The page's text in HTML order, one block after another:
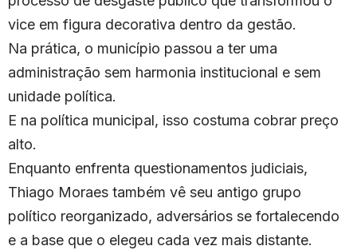
vice em figura decorativa dentro da gestão.
Na prática, o município passou a ter uma
administração sem harmonia institucional e sem
unidade política.
E na política municipal, isso costuma cobrar preço
alto.
Enquanto enfrenta questionamentos judiciais,
Thiago Moraes também vê seu antigo grupo
político reorganizado, adversários se fortalecendo
e a base que o elegeu cada vez mais distante.